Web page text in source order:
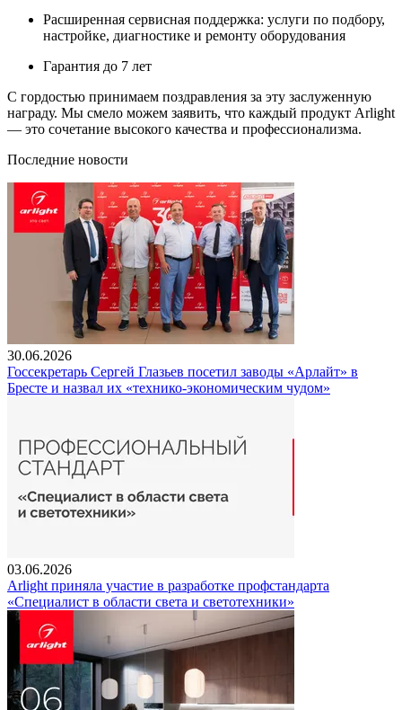
Расширенная сервисная поддержка: услуги по подбору,
настройке, диагностике и ремонту оборудования
Гарантия до 7 лет
С гордостью принимаем поздравления за эту заслуженную
награду. Мы смело можем заявить, что каждый продукт Arlight
— это сочетание высокого качества и профессионализма.
Последние новости
30.06.2026
Госсекретарь Сергей Глазьев посетил заводы «Арлайт» в
Бресте и назвал их «технико-экономическим чудом»
03.06.2026
Arlight приняла участие в разработке профстандарта
«Специалист в области света и светотехники»